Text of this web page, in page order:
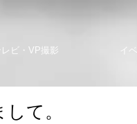
レビ・VP撮影 イ
て。